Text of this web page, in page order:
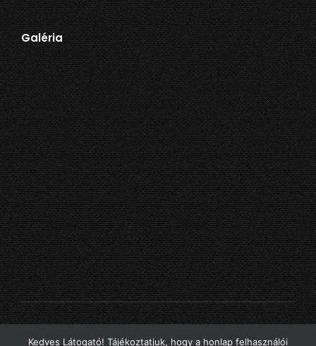
price
was:
11.399Ft.
price
is:
0Ft.
Galéria
Kedves Látogató! Tájékoztatjuk, hogy a honlap felhasználói